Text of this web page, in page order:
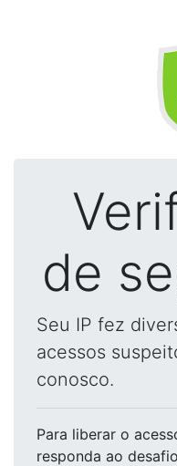
de
Seu IP fez
acessos
conosco.
Para liberar o
responda ao